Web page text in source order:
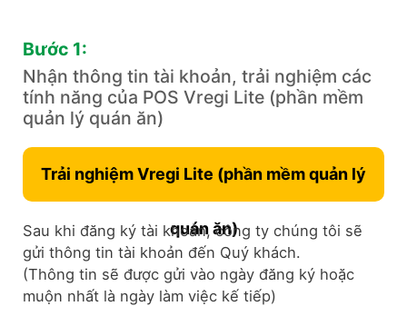
Bước 1:
Nhận thông tin tài khoản, trải nghiệm các
tính năng của POS Vregi Lite (phần mềm ​
quản lý quán ăn)
Trải nghiệm Vregi Lite (phần mềm ​quản lý
quán ăn)
Sau khi đăng ký tài khoản, công ty chúng tôi sẽ
gửi thông tin tài khoản đến Quý khách.
(Thông tin sẽ được gửi vào ngày đăng ký hoặc
muộn nhất là ngày làm việc kế tiếp)